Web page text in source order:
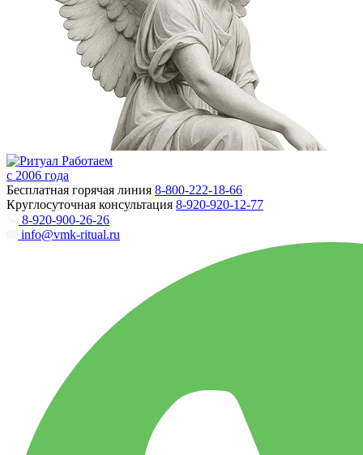
Работаем
с 2006 года
Бесплатная горячая линия 8-800-222-18-66
Круглосуточная консультация 8-920-920-12-77
8-920-900-26-26
info@vmk-ritual.ru